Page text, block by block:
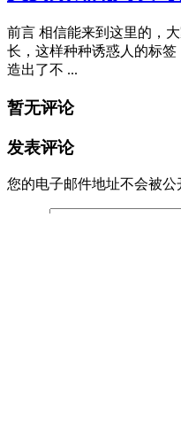
前言 相信能来到这里的，
长，这样种种诱惑人的标
造出了不 ...
暂无评论
发表评论
您的电子邮件地址不会被公